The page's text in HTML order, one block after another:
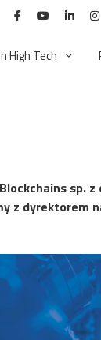
High Tech
sp. z
z dyrektorem